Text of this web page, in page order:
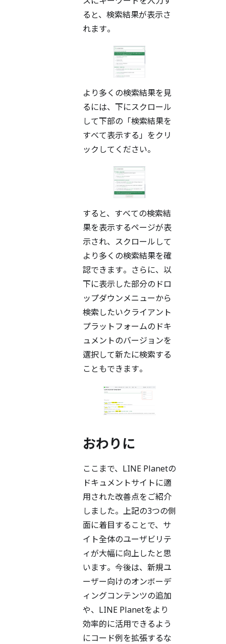
ると、検索結果が表示さ
れます。
より多くの検索結果を見
るには、下にスクロール
して下部の「検索結果を
すべて表示する」をクリ
ックしてください。
すると、すべての検索結
果を表示するページが表
示され、スクロールして
より多くの検索結果を確
認できます。さらに、以
下に表示した部分のドロ
ップダウンメニューから
検索したいクライアント
プラットフォームのドキ
ュメントのバージョンを
選択して新たに検索する
こともできます。
おわりに
ここまで、LINE Planetの
ドキュメントサイトに適
用された改善点をご紹介
しました。上記の3つの側
面に着目することで、サ
イト全体のユーザビリテ
ィが大幅に向上したと思
います。今後は、新規ユ
ーザー向けのオンボーデ
ィングコンテンツの追加
や、LINE Planetをより
効率的に活用できるよう
にコード例を拡張するな